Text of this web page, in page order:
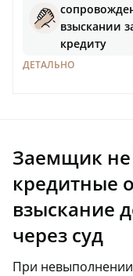
взыскании
кредиту
ДЕТАЛЬНО
Заемщик
кредитные
взыскание
через суд
При